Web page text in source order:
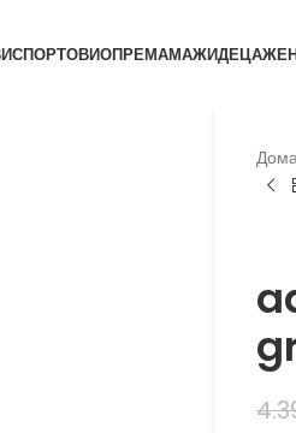
СПОРТОВИОПРЕМАМАЖИДЕЦА